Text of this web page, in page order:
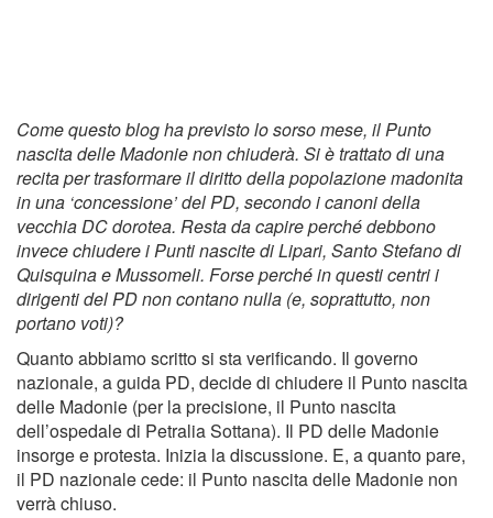
Come questo blog ha previsto lo sorso mese, il Punto
nascita delle Madonie non chiuderà. Si è trattato di una
recita per trasformare il diritto della popolazione madonita
in una ‘concessione’ del PD, secondo i canoni della
vecchia DC dorotea. Resta da capire perché debbono
invece chiudere i Punti nascite di Lipari, Santo Stefano di
Quisquina e Mussomeli. Forse perché in questi centri i
dirigenti del PD non contano nulla (e, soprattutto, non
portano voti)?
Quanto abbiamo scritto si sta verificando. Il governo
nazionale, a guida PD, decide di chiudere il Punto nascita
delle Madonie (per la precisione, il Punto nascita
dell’ospedale di Petralia Sottana). Il PD delle Madonie
insorge e protesta. Inizia la discussione. E, a quanto pare,
il PD nazionale cede: il Punto nascita delle Madonie non
verrà chiuso.